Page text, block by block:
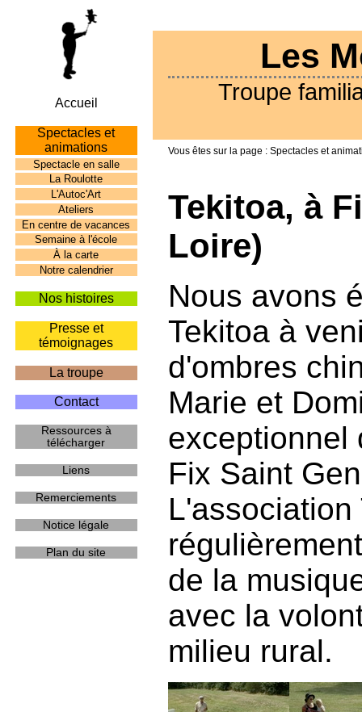
Les
Troupe
Spectacles et
Tekitoa, à
Loire)
Nous avons
Tekitoa à
d'ombres
Marie et
exceptionnel
Fix Saint
de la
avec la
milieu rural.
Accueil
Spectacles et
animations
Spectacle en salle
La Roulotte
L'Autoc'Art
Ateliers
En centre de vacances
Semaine à l'école
À la carte
Notre calendrier
Nos histoires
Presse et
témoignages
La troupe
Contact
Ressources à
télécharger
Liens
Remerciements
Notice légale
Plan du site